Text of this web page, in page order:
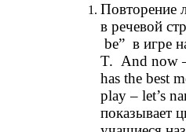
Повторение
в речевой
be” в игре
T. And now
has the best
play – let’s
показывает